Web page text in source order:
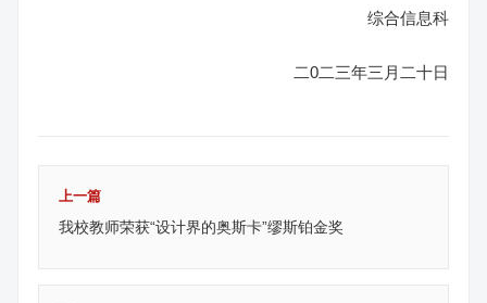
综合信息科
二0二三年三月二十日
上一篇
我校教师荣获“设计界的奥斯卡”缪斯铂金奖